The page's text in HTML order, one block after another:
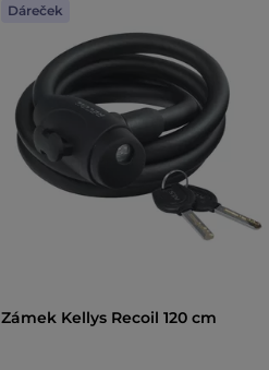
Zámek Kellys Recoil 120 cm
Dáreček